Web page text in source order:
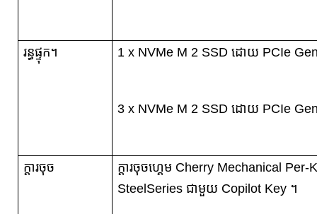
រន្ធផ្ទុក។ 1 x NVMe M 2 SSD ដោយ PCIe
3 x NVMe M 2 SSD ដោយ PCIe
ក្តារចុច
ក្តារចុចហ្គេម Cherry Mechanical
SteelSeries ជាមួយ Copilot Key ។